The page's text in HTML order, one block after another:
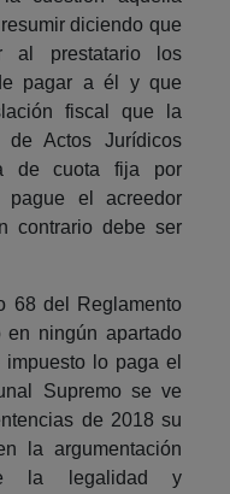
diciendo que
al prestatario los
pagar a él y que
fiscal que la
de Actos Jurídicos
de cuota fija por
el acreedor
contrario debe ser
68 del Reglamento
en ningún apartado
lo paga el
Supremo se ve
de 2018 su
la argumentación
la legalidad y